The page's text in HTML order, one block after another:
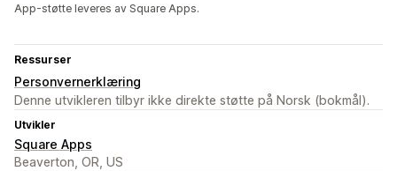
App-støtte leveres av Square Apps.
Ressurser
Personvernerklæring
Denne utvikleren tilbyr ikke direkte støtte på Norsk (bokmål).
Utvikler
Square Apps
Beaverton, OR, US